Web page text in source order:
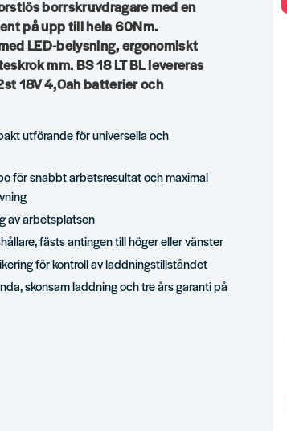
borrskruvdragare med en
på upp till hela 60Nm.
LED-belysning, ergonomiskt
mm. BS 18 LT BL levereras
18V 4,0ah batterier och
utförande för universella och
för snabbt arbetsresultat och maximal
av arbetsplatsen
fästs antingen till höger eller vänster
för kontroll av laddningstillståndet
skonsam laddning och tre års garanti på